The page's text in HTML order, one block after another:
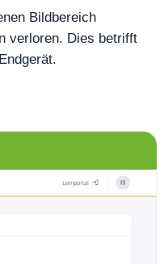
Bildbereich
verloren. Dies betrifft